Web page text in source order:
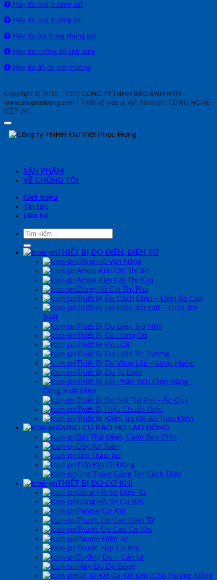
Máy đo môi trường đất
Máy đo môi trường khí
Máy đo bụi trong không khí
Máy đo cường độ ánh sáng
Máy đo độ ồn môi trường
Copyright © 2010 - 2022 CÔNG TY TNHH BẢO ANH NTH -
www.shopdoluong.com | Thiết kế web & Vận hành bởi CÔNG NGHỆ
VIỆT JSC
SẢN PHẨM
VỀ CHÚNG TÔI
Giới thiệu
Tin tức
Liên hệ
Tìm
kiếm:
THIẾT BỊ ĐO ĐIỆN, ĐIỆN TỬ
Đồng Hồ Vạn Năng
Ampe Kìm Chỉ Thị Số
Ampe Kìm Chỉ Thị Kim
Đồng Hồ Chỉ Thị Pha
Thiết Bị Đo Cách Điện – Điện Áp Cao
Thiết Bị Đo Điện Trở Đất – Điện Trở
Suất
Thiết Bị Đo Điện Trở Nhỏ
Thiết Bị Đo Dòng Dò
Thiết Bị Đo LCR
Thiết Bị Đo Điện Từ Trường
Thiết Bị Đo Vòng Lặp – Loop Meter
Thiết Bị Đo Tụ Điện
Thiết Bị Đo Phân Tích Điện Năng –
Công Suất Điện
Thiết Bị Đo Nội Trở Pin – Ắc Quy
Thiết Bị Hiệu Chuẩn Điện
Thiết Bị Kiểm Tra Độ An Toàn Điện
DỤNG CỤ BẢO HỘ LAO ĐỘNG
Bút Thử Điện, Cảnh Báo Điện
Dây An Toàn
Sào Thao Tác
Tiếp Địa Di Động
Ủng Thảm Găng Tay Cách Điện
THIẾT BỊ ĐO CƠ KHÍ
Đồng Hồ So Điện Tử
Đồng Hồ So Cơ Khí
Panme Cơ Khí
Thước Đo Cao Điện Tử
Thước Đo Cao Cơ Khí
Panme Điện Tử
Thước Kẹp Cơ Khí
Dưỡng Đo – Căn Lá
Máy Đo Độ Bóng
Đế Từ-Đế Gá-Đế Kẹp (Cho Panme-Đồng